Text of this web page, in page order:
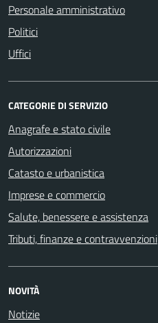
Personale amministrativo
Politici
Uffici
CATEGORIE DI SERVIZIO
Anagrafe e stato civile
Autorizzazioni
Catasto e urbanistica
Imprese e commercio
Salute, benessere e assistenza
Tributi, finanze e contravvenzioni
NOVITÀ
Notizie